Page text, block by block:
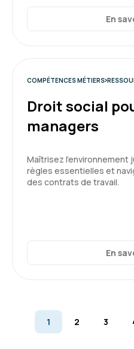
plutôt des bonnes
psychosociaux
Aurélie G.
Par contre, 1 journée
Formation : Connaître et
KAMEL H.
En
COMPÉTENCES MÉTIERS
Droit social
managers
Maîtrisez l'environnement
règles essentielles et
des contrats de travail.
En
1 2 3